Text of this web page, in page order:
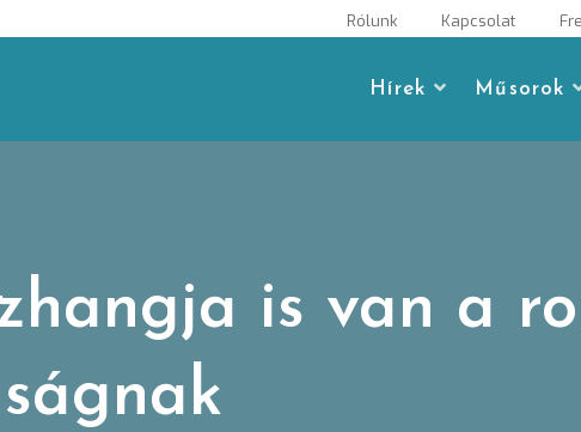
Rólunk Kapcsolat
Hírek Műsorok
is van a